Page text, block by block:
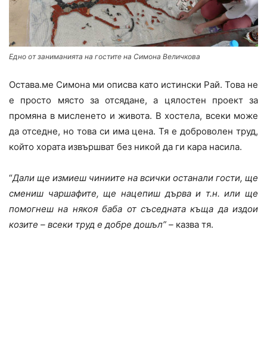
Едно от заниманията на гостите на Симона Величкова
Остава.ме Симона ми описва като истински Рай. Това не
е просто място за отсядане, а цялостен проект за
промяна в мисленето и живота. В хостела, всеки може
да отседне, но това си има цена. Тя е доброволен труд,
който хората извършват без никой да ги кара насила.
“Дали ще измиеш чиниите на всички останали гости, ще
смениш чаршафите, ще нацепиш дърва и т.н. или ще
помогнеш на някоя баба от съседната къща да издои
козите – всеки труд е добре дошъл” – казва тя.